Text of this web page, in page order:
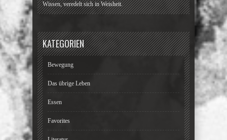
Wissen, veredelt sich in Weisheit.
KATEGORIEN
Bewegung
Das übrige Leben
Essen
Favorites